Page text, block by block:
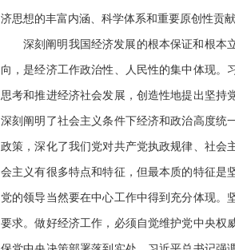
济思想的丰富内涵、科学体系和重要原创性贡献
深刻阐明我国经济发展的根本保证和根本
向，是经济工作政治性、人民性的集中体现。
思考和推进经济社会发展，创造性地提出坚持
深刻阐明了社会主义条件下经济和政治高度统
政策，深化了我们党对共产党执政规律、社会
会主义有很多特点和特征，但最本质的特征是
党的领导当然要在中心工作中得到充分体现。
要求。做好经济工作，必须自觉维护党中央权